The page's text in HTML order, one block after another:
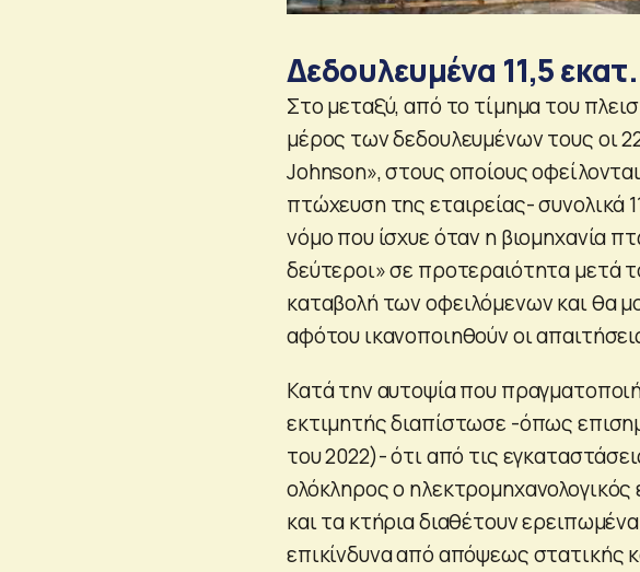
Δεδουλευμένα 11,5
Στο μεταξύ, από το τίμημα του
μέρος των δεδουλευμένων τους οι
Johnson», στους οποίους
πτώχευση της εταιρείας- συνολικά
νόμο που ίσχυε όταν η βιομηχανία
δεύτεροι» σε προτεραιότητα μετά
καταβολή των οφειλόμενων και θα
αφότου ικανοποιηθούν οι
Κατά την αυτοψία που
εκτιμητής διαπίστωσε -όπως
του 2022)- ότι από τις
ολόκληρος ο
και τα κτήρια διαθέτουν
επικίνδυνα από απόψεως στατικής